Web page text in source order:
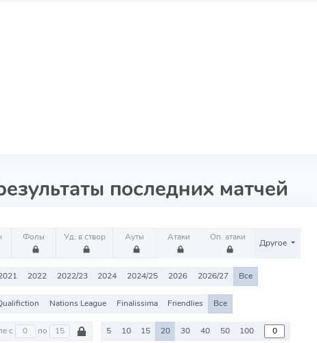
последних матчей
Фолы Уд. в створ Ауты Атаки Оп. атаки
Другое
2022 2022/23 2024 2024/25 2026 2026/27 Все
Nations League Finalissima Friendlies Все
На интервале с по 5 10 15 20 30 40 50 100